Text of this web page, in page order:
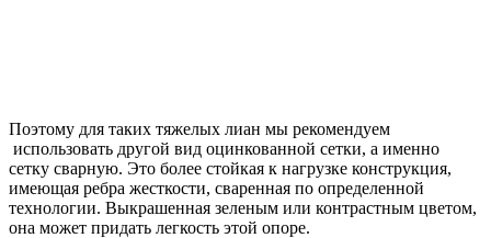
Поэтому для таких тяжелых лиан мы рекомендуем
использовать другой вид оцинкованной сетки, а именно
сетку сварную. Это более стойкая к нагрузке конструкция,
имеющая ребра жесткости, сваренная по определенной
технологии. Выкрашенная зеленым или контрастным цветом,
она может придать легкость этой опоре.